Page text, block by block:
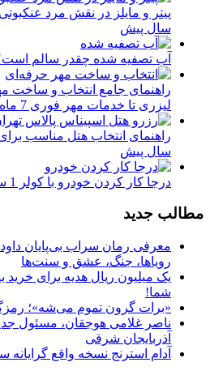
پیتر و مایلز در نقش مرد
سال پیش
آب تصفیه شده چقدر سالم
راهنمای جامع انتخاب و ساخت
لیزری تا خدمات مهر فوری 7 ماه پیش
راهنمای انتخاب هتل مناسب
سال پیش
درجا کار کردن خودرو با کولر 1 سال پیش
مطالب جدید
معرفی رمان سراب بی‌پایان داود
رویاها، جنگ، عشق و سنت‌ها
یک میلیون ریال هدیه برای
شما!
«برات گرون تموم می‌شه»؛
ناصر غلامی هوجقان، مسئول
آذربایجان شرقی
آدام استرنج نسخه واقع